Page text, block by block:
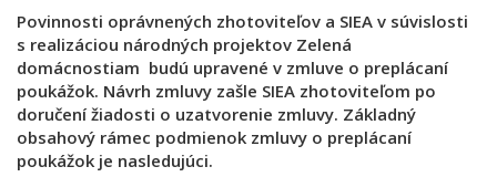
Povinnosti oprávnených zhotoviteľov a SIEA v súvislosti
s realizáciou národných projektov Zelená
domácnostiam budú upravené v zmluve o preplácaní
poukážok. Návrh zmluvy zašle SIEA zhotoviteľom po
doručení žiadosti o uzatvorenie zmluvy. Základný
obsahový rámec podmienok zmluvy o preplácaní
poukážok je nasledujúci.